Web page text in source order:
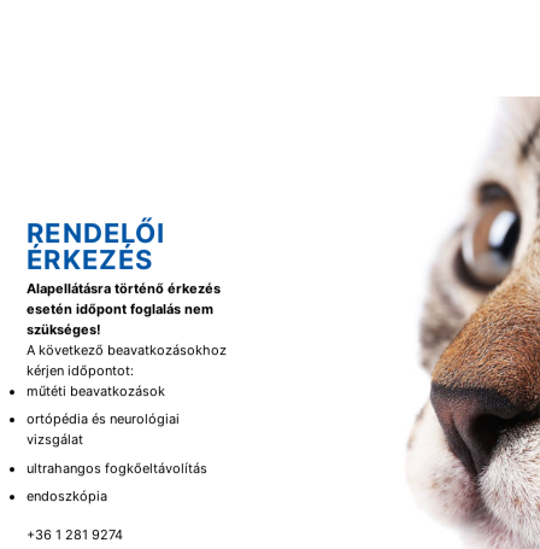
RENDELŐI
ÉRKEZÉS
Alapellátásra történő érkezés
esetén időpont foglalás nem
szükséges!
A következő beavatkozásokhoz
kérjen időpontot:
műtéti beavatkozások
ortópédia és neurológiai
vizsgálat
ultrahangos fogkőeltávolítás
endoszkópia
+36 1 281 9274